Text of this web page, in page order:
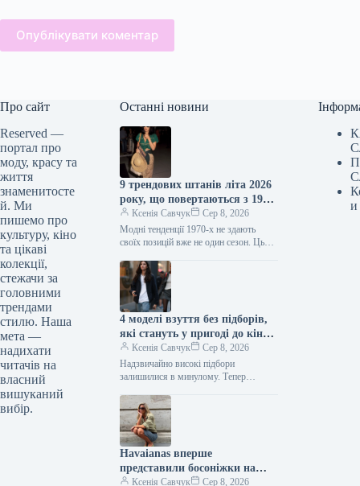
Опублікувати коментар
Про сайт
Reserved —
портал про
моду, красу та
життя
знаменитосте
й. Ми
пишемо про
культуру, кіно
та цікаві
колекції,
стежачи за
головними
трендами
стилю. Наша
мета —
надихати
читачів на
власний
вишуканий
вибір.
Останні новини
9 трендових штанів літа 2026
року, що повертаються з 1970-
х
Ксенія Савчук
Сер 8, 2026
Модні тенденції 1970-х не здають
своїх позицій вже не один сезон. Цього
фасони, характерні…
4 моделі взуття без підборів,
які стануть у пригоді до кінця
літаКсенія Савчук
Сер 8, 2026
Надзвичайно високі підбори
залишилися в минулому. Тепер
взуття без підборів: від балеток до
мюлів. Найстильніші жінки…
Havaianas вперше
представили босоніжки на
підборах — і це
Ксенія Савчук Сер 8, 2026
и